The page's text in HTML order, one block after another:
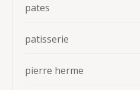
pates
patisserie
pierre herme